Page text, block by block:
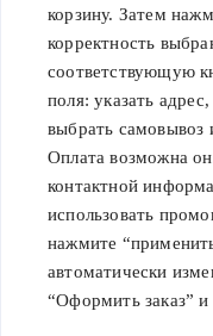
корзину. Затем
корректность
соответствующую
поля: указать
выбрать самовывоз
Оплата возможна
контактной
использовать
нажмите
автоматически
“Оформить заказ”